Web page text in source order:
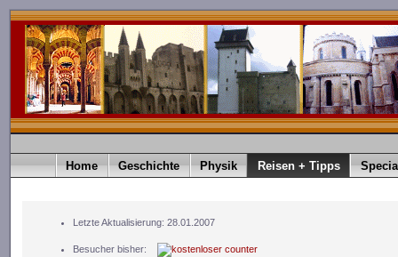
Home Geschichte Physik Reisen + Tipps
Letzte Aktualisierung: 28.01.2007
Besucher bisher: